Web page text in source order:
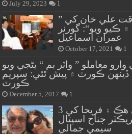
July 29, 2023 1
” فرزند ڪراچي لياقت علي خان کي
ڪيو ويو“: گورنر
عمران اسماعيل
October 17, 2021 1
معاملو ” واٽر بم “ بڻجي ويو
ڏينهن ڪورٽ ۾ پيش ٿئي: سپريم
ڪورٽ
December 5, 2017 1
هزار خان بجاراڻي کي هڪ ۽ فريحا کي 3
جناح اسپتال
سيمي جمالي